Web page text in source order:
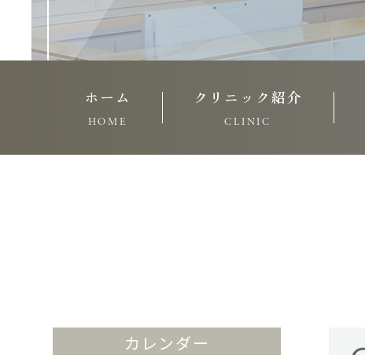
ホーム
HOME
クリニック紹介
CLINIC
カレンダー